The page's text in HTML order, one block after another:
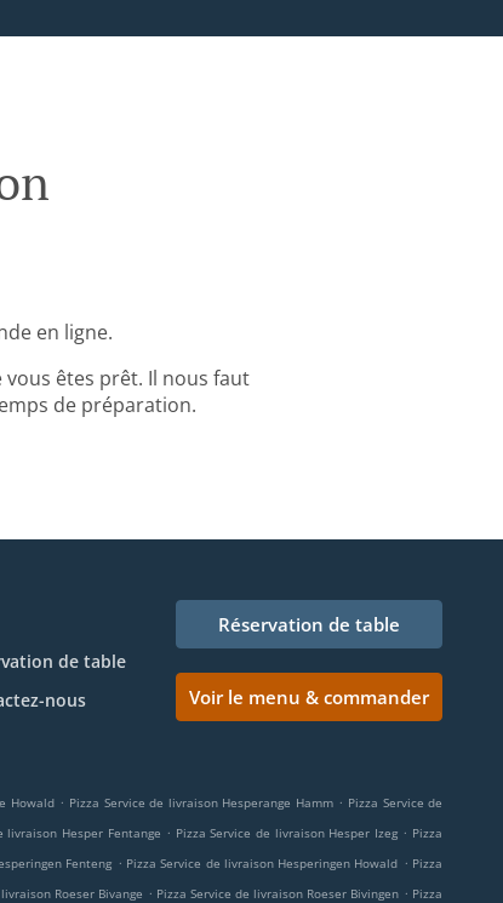
en ligne.
êtes prêt. Il nous faut
de préparation.
de table
nous
Réservation de table
Voir le menu & commander
Howald . Pizza Service de livraison Hesperange Hamm . Pizza Service de
livraison Hesper Fentange . Pizza Service de livraison Hesper Izeg . Pizza
Fenteng . Pizza Service de livraison Hesperingen Howald . Pizza
Roeser Bivange . Pizza Service de livraison Roeser Bivingen . Pizza